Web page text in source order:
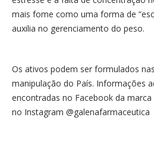
mais fome como uma forma de
auxilia no gerenciamento do peso.
Os ativos podem ser formulados
manipulação do País. Informações
encontradas no Facebook da
no Instagram @galenafarmaceutica